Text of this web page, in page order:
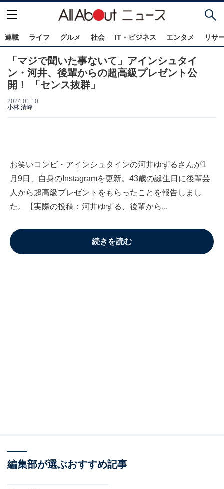
連載 ライフ グルメ 社会 IT・ビジネス エンタメ リサ
「マジで聞いた事ないて」アインシュタイ
ン・河井、後輩からの超高級プレゼント公
開！ 「センス抜群」
2024.01.10
小林 清峰
お笑いコンビ・アインシュタインの河井ゆずるさんが1
月9日、自身のInstagramを更新。43歳の誕生日に後輩芸
人から超高級プレゼントをもらったことを報告しまし
た。【実際の投稿：河井ゆずる、後輩から...
続きを読む
編集部が選ぶおすすめ記事